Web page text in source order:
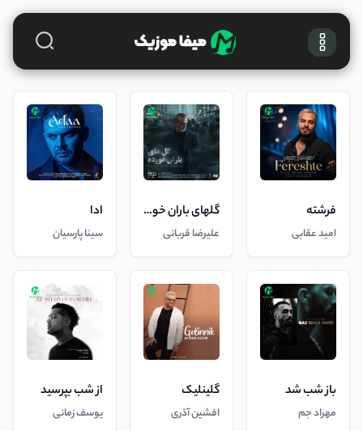
فرشته
امید عقابی
گلهای باران خورده
علیرضا قربانی
ادا
سینا پارسیان
باز شب شد
مهراد جم
گلینلیک
افشین آذری
از شب بپرسید
یوسف زمانی